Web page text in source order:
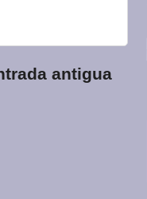
antigua